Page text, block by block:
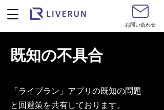
お問い合わせ
既知の不具合
​「ライブラン」アプリの既知の問題
と回避策を共有しております。